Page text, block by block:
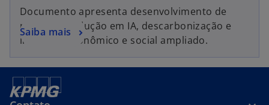
a
Documento apresenta desenvolvimento de
pessoas, evolução em IA, descarbonização e
impactos econômico e social ampliado.
Saiba mais